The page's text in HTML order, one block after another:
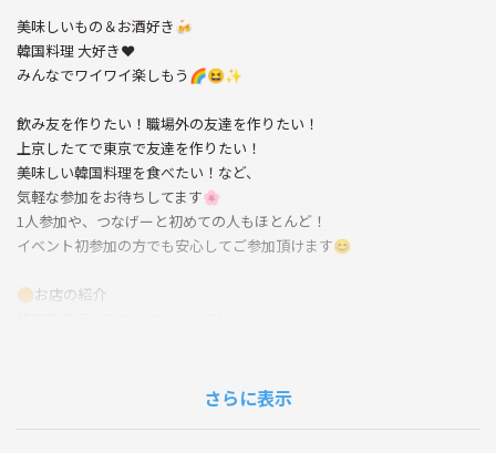
美味しいもの＆お酒好き🍻
韓国料理 大好き❤
みんなでワイワイ楽しもう🌈😆✨
飲み友を作りたい！職場外の友達を作りたい！
上京したてで東京で友達を作りたい！
美味しい韓国料理を食べたい！など、
気軽な参加をお待ちしてます🌸
1人参加や、つなげーと初めての人もほとんど！
イベント初参加の方でも安心してご参加頂けます😊
🟠お店の紹介
さらに表示